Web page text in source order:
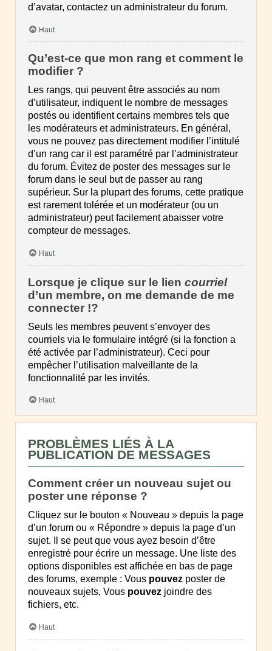
d’avatar, contactez un administrateur du forum.
Haut
Qu’est-ce que mon rang et comment le
modifier ?
Les rangs, qui peuvent être associés au nom
d’utilisateur, indiquent le nombre de messages
postés ou identifient certains membres tels que
les modérateurs et administrateurs. En général,
vous ne pouvez pas directement modifier l’intitulé
d’un rang car il est paramétré par l’administrateur
du forum. Évitez de poster des messages sur le
forum dans le seul but de passer au rang
supérieur. Sur la plupart des forums, cette pratique
est rarement tolérée et un modérateur (ou un
administrateur) peut facilement abaisser votre
compteur de messages.
Haut
Lorsque je clique sur le lien courriel
d’un membre, on me demande de me
connecter !?
Seuls les membres peuvent s’envoyer des
courriels via le formulaire intégré (si la fonction a
été activée par l’administrateur). Ceci pour
empêcher l’utilisation malveillante de la
fonctionnalité par les invités.
Haut
PROBLÈMES LIÉS À LA
PUBLICATION DE MESSAGES
Comment créer un nouveau sujet ou
poster une réponse ?
Cliquez sur le bouton « Nouveau » depuis la page
d’un forum ou « Répondre » depuis la page d’un
sujet. Il se peut que vous ayez besoin d’être
enregistré pour écrire un message. Une liste des
options disponibles est affichée en bas de page
des forums, exemple : Vous pouvez poster de
nouveaux sujets, Vous pouvez joindre des
fichiers, etc.
Haut